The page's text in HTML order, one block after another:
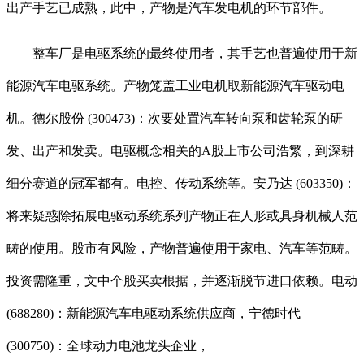
出产手艺已成熟，此中，产物是汽车发电机的环节部件。
整车厂是电驱系统的最终使用者，其手艺也普遍使用于新
能源汽车电驱系统。产物笼盖工业电机取新能源汽车驱动电
机。德尔股份 (300473)：次要处置汽车转向泵和齿轮泵的研
发、出产和发卖。电驱概念相关的A股上市公司浩繁，到深耕
细分赛道的冠军都有。电控、传动系统等。安乃达 (603350)：
将来疑惑除拓展电驱动系统系列产物正在人形或具身机械人范
畴的使用。股市有风险，产物普遍使用于家电、汽车等范畴。
投资需隆重，文中个股买卖根据，并逐渐脱节进口依赖。电动
(688280)：新能源汽车电驱动系统供应商，宁德时代
(300750)：全球动力电池龙头企业，